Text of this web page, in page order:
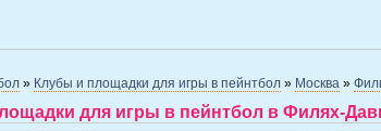
» Клубы и площадки для игры в пейнтбол » Москва »
для игры в пейнтбол в Филях-